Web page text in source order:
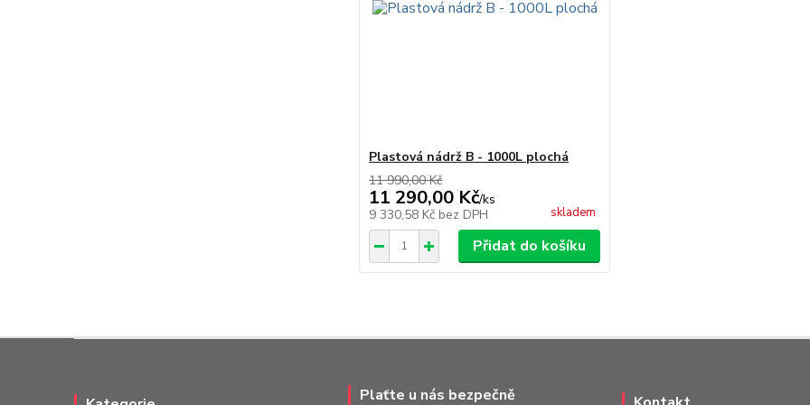
Plastová nádrž B - 1000L plochá
11 990,00 Kč
11 290,00 Kč/ks
9 330,58 Kč bez DPH skladem
Přidat do košíku
Plaťte u nás bezpečně